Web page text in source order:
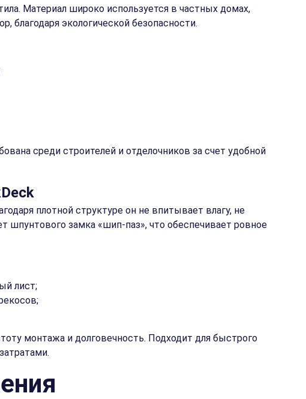
Материал широко используется в частных домах,
благодаря экологической безопасности.
среди строителей и отделочников за счет удобной
плотной структуре он не впитывает влагу, не
шпунтового замка «шип-паз», что обеспечивает ровное
лист;
монтажа и долговечность. Подходит для быстрого